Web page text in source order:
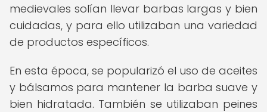
medievales solían llevar barbas largas y bien
cuidadas, y para ello utilizaban una variedad
de productos específicos.
En esta época, se popularizó el uso de aceites
y bálsamos para mantener la barba suave y
bien hidratada. También se utilizaban peines